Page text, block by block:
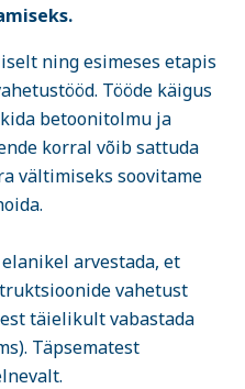
ning esimeses etapis
Tööde käigus
betoonitolmu ja
korral võib sattuda
vältimiseks soovitame
arvestada, et
vahetust
täielikult vabastada
Täpsematest